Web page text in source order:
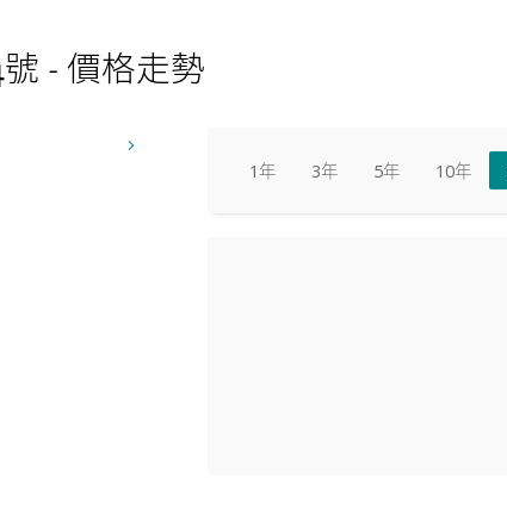
- 價格走勢
1年 3年 5年 10年